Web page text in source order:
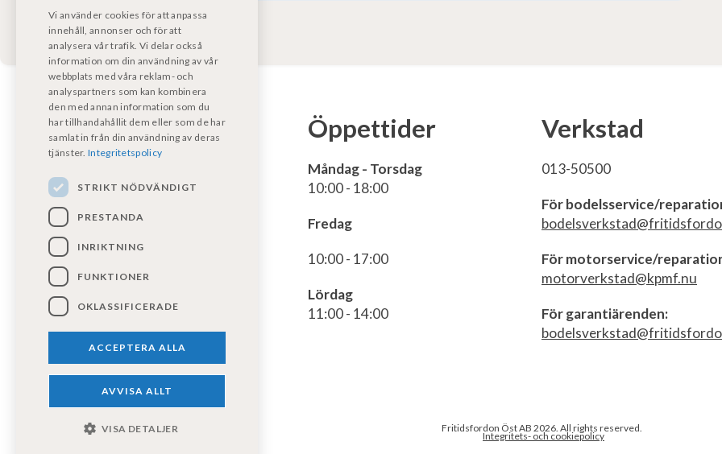
013-50500
info@fritidsfordonost.se
Roxtorpsgatan 18, 58273
Öppettider
Måndag - Torsdag
10:00 - 18:00
Fredag
10:00 - 17:00
Lördag
11:00 - 14:00
Verkstad
013-50500
För bodelsservice/
För motorservice/
motorverkstad@kpmf.nu
För garantiärenden:
Fritidsfordon Öst AB 2026. All rights reserved.
Integritets- och cookiepolicy
Vi använder cookies för att anpassa
innehåll, annonser och för att
analysera vår trafik. Vi delar också
information om din användning av vår
webbplats med våra reklam- och
analyspartners som kan kombinera
den med annan information som du
har tillhandahållit dem eller som de har
samlat in från din användning av deras
tjänster. Integritetspolicy
STRIKT NÖDVÄNDIGT
PRESTANDA
INRIKTNING
FUNKTIONER
OKLASSIFICERADE
ACCEPTERA ALLA
AVVISA ALLT
VISA DETALJER